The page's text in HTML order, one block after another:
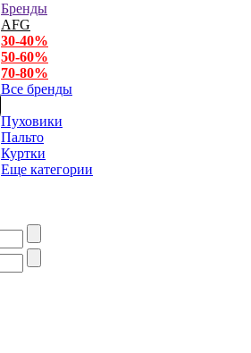
Бренды
AFG
30-40%
50-60%
70-80%
Все бренды
Пуховики
Пальто
Куртки
Еще категории